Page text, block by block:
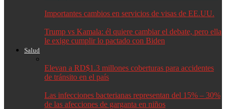
Importantes cambios en servicios de visas de EE.UU.
Trump vs Kamala: él quiere cambiar el debate, pero ella
le exige cumplir lo pactado con Biden
Salud
Elevan a RD$1.3 millones coberturas para accidentes
de tránsito en el país
Las infecciones bacterianas representan del 15% – 30%
de las afecciones de garganta en niños